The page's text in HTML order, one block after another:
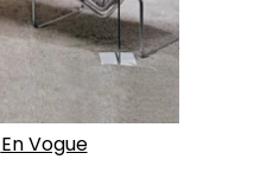
En Vogue